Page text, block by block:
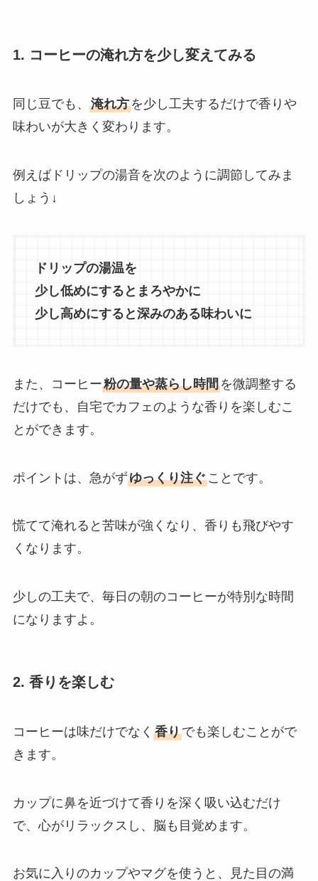
1. コーヒーの淹れ方を少し変えてみる
同じ豆でも、 淹れ方を少し工夫するだけで香りや
味わいが大きく変わります。
例えばドリップの湯音を次のように調節してみま
しょう↓
ドリップの湯温を
少し低めにするとまろやかに
少し高めにすると深みのある味わいに
また、コーヒー粉の量や蒸らし時間を微調整する
だけでも、自宅でカフェのような香りを楽しむこ
とができます。
ポイントは、急がずゆっくり注ぐことです。
慌てて淹れると苦味が強くなり、香りも飛びやす
くなります。
少しの工夫で、毎日の朝のコーヒーが特別な時間
になりますよ。
2. 香りを楽しむ
コーヒーは味だけでなく 香りでも楽しむことがで
きます。
カップに鼻を近づけて香りを深く吸い込むだけ
で、心がリラックスし、脳も目覚めます。
お気に入りのカップやマグを使うと、見た目の満